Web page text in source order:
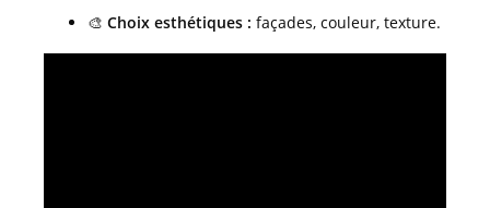
🎨 Choix esthétiques : façades, couleur, texture.